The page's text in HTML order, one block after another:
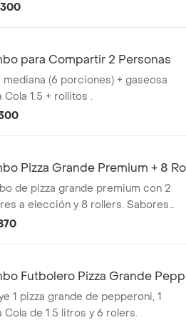
para Compartir 2 Personas
mediana (6 porciones) + gaseosa
Cola 1.5 + rollitos .
Pizza Grande Premium + 8
de pizza grande premium con 2
a elección y 8 rollers. Sabores
arequipe, bocadillo y canela.
Futbolero Pizza Grande
1 pizza grande de pepperoni, 1
Cola de 1.5 litros y 6 rolers.